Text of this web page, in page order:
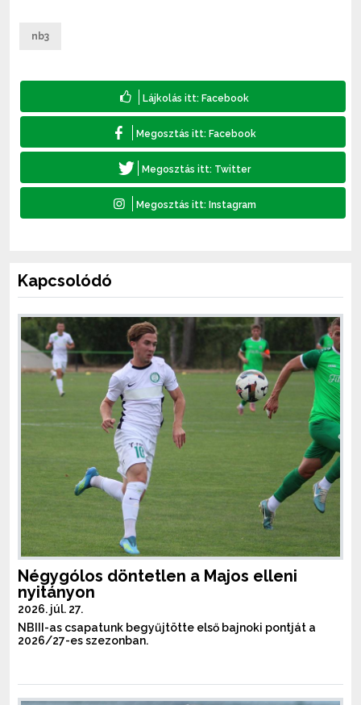
nb3
Kapcsolódó
Négygólos döntetlen a Majos elleni
nyitányon
2026. júl. 27.
NBIII-as csapatunk begyűjtötte első bajnoki pontját a
2026/27-es szezonban.